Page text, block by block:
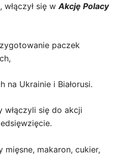
włączył się wAkcję Polacy
paczek
na Ukrainie i Białorusi.
włączyli się do akcji
mięsne, makaron, cukier,